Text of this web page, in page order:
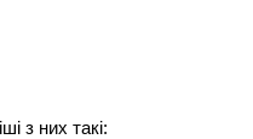
з них такі: